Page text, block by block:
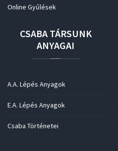
Online Gyűlések
CSABA TÁRSUNK
ANYAGAI
A.A. Lépés Anyagok
E.A. Lépés Anyagok
Csaba Történetei